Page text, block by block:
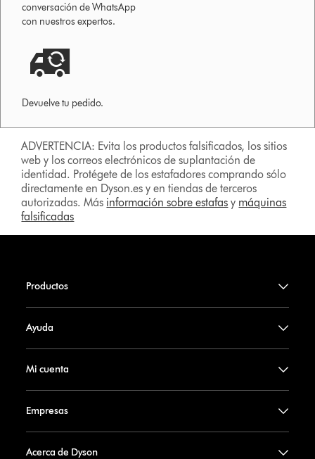
conversación de WhatsApp
con nuestros expertos.
Devuelve tu pedido.
ADVERTENCIA: Evita los productos falsificados, los sitios
web y los correos electrónicos de suplantación de
identidad. Protégete de los estafadores comprando sólo
directamente en Dyson.es y en tiendas de terceros
autorizadas. Más información sobre estafas y máquinas
falsificadas
Productos
Ayuda
Mi cuenta
Empresas
Acerca de Dyson